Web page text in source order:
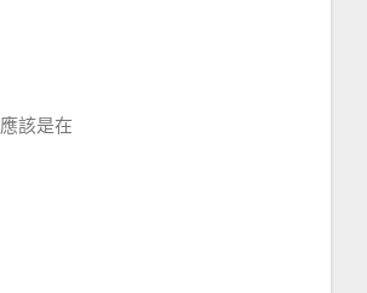
該是在